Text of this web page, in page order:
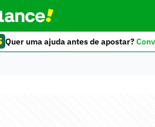
Quer uma ajuda antes de apostar?